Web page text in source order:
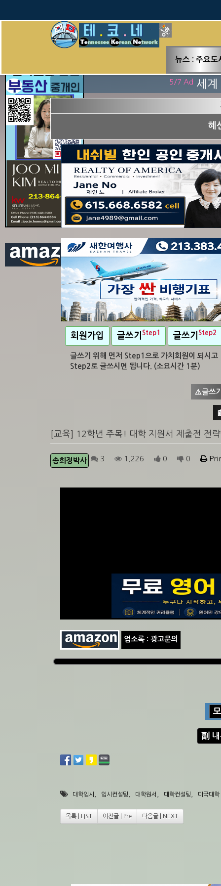
뉴스 : 주요도
5/7 Ad 세
혜
회원가입 글쓰기 Step1 글쓰기 Step2
글쓰기 위해 먼저 Step1으로 가치회원이 되시고
Step2로 글쓰시면 됩니다. (소요시간 1분)
⚠️글쓰
[교육] 12학년 주목! 대학 지원서 제출전 전
송희정박사 3 1,226 0 0
업소록 : 광고문의
副
대학입시 입시컨설팅 대학원서 대학컨설팅 미국대학
목록 | LIST 이전글 | Pre 다음글 | NEXT